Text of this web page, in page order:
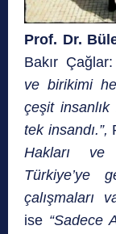
Prof. Dr.
Bakır Çağlar:
ve birikimi
çeşit
tek insandı.”,
Hakları ve
Türkiye’ye
çalışmaları
ise “Sadece